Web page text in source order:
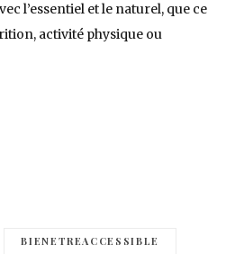
l’essentiel et le naturel, que ce
activité physique ou
BIENETREACCESSIBLE